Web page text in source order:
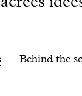
Behind the